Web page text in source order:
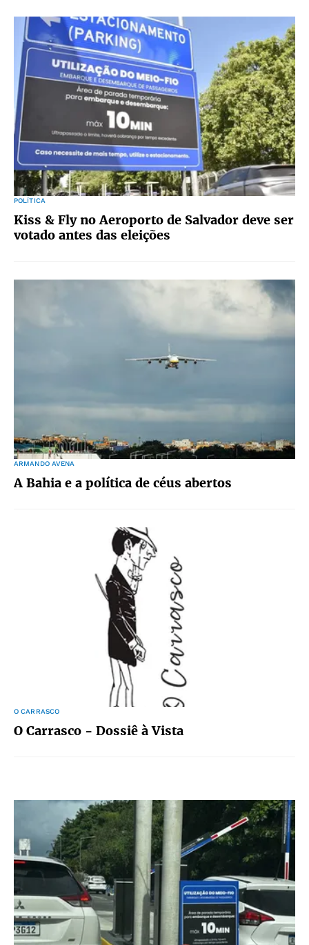
POLÍTICA
Kiss & Fly no Aeroporto de Salvador deve ser
votado antes das eleições
ARMANDO AVENA
A Bahia e a política de céus abertos
O CARRASCO
O Carrasco - Dossiê à Vista